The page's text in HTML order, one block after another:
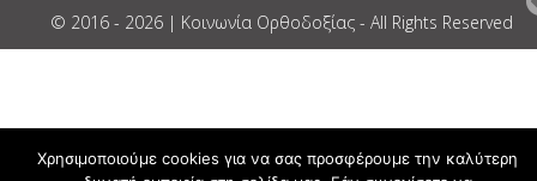
© 2016 - 2026 | Κοινωνία Ορθοδοξίας - All Rights Reserved
Χρησιμοποιούμε cookies για να σας προσφέρουμε την καλύτερη